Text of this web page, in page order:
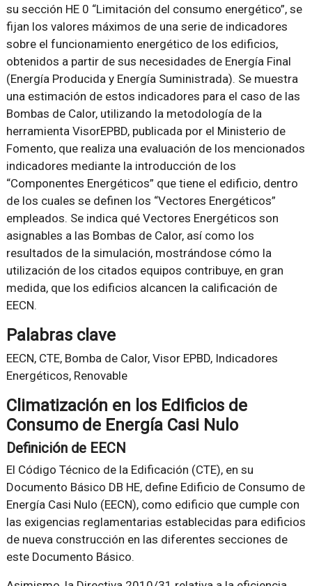
su sección HE 0 “Limitación del consumo energético”, se
fijan los valores máximos de una serie de indicadores
sobre el funcionamiento energético de los edificios,
obtenidos a partir de sus necesidades de Energía Final
(Energía Producida y Energía Suministrada). Se muestra
una estimación de estos indicadores para el caso de las
Bombas de Calor, utilizando la metodología de la
herramienta VisorEPBD, publicada por el Ministerio de
Fomento, que realiza una evaluación de los mencionados
indicadores mediante la introducción de los
“Componentes Energéticos” que tiene el edificio, dentro
de los cuales se definen los “Vectores Energéticos”
empleados. Se indica qué Vectores Energéticos son
asignables a las Bombas de Calor, así como los
resultados de la simulación, mostrándose cómo la
utilización de los citados equipos contribuye, en gran
medida, que los edificios alcancen la calificación de
EECN.
Palabras clave
EECN, CTE, Bomba de Calor, Visor EPBD, Indicadores
Energéticos, Renovable
Climatización en los Edificios de
Consumo de Energía Casi Nulo
Definición de EECN
El Código Técnico de la Edificación (CTE), en su
Documento Básico DB HE, define Edificio de Consumo de
Energía Casi Nulo (EECN), como edificio que cumple con
las exigencias reglamentarias establecidas para edificios
de nueva construcción en las diferentes secciones de
este Documento Básico.